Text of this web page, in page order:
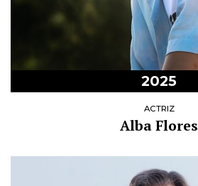
2025
ACTRIZ
Alba Flores